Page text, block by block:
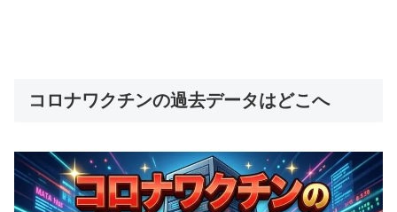
コロナワクチンの過去データはどこへ